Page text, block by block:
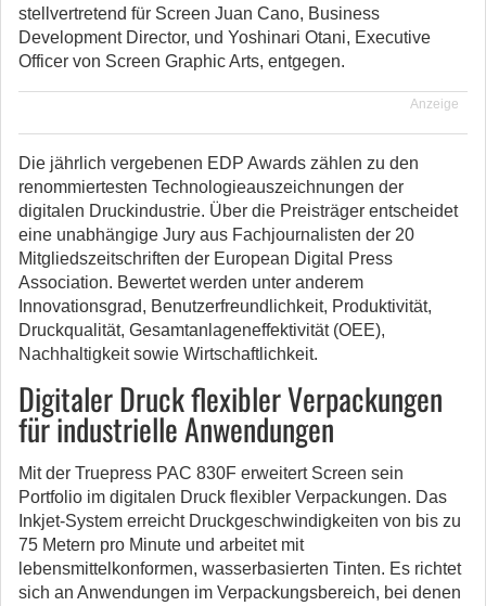
stellvertretend für Screen Juan Cano, Business
Development Director, und Yoshinari Otani, Executive
Officer von Screen Graphic Arts, entgegen.
Anzeige
Die jährlich vergebenen EDP Awards zählen zu den
renommiertesten Technologieauszeichnungen der
digitalen Druckindustrie. Über die Preisträger entscheidet
eine unabhängige Jury aus Fachjournalisten der 20
Mitgliedszeitschriften der European Digital Press
Association. Bewertet werden unter anderem
Innovationsgrad, Benutzerfreundlichkeit, Produktivität,
Druckqualität, Gesamtanlageneffektivität (OEE),
Nachhaltigkeit sowie Wirtschaftlichkeit.
Digitaler Druck flexibler Verpackungen
für industrielle Anwendungen
Mit der Truepress PAC 830F erweitert Screen sein
Portfolio im digitalen Druck flexibler Verpackungen. Das
Inkjet-System erreicht Druckgeschwindigkeiten von bis zu
75 Metern pro Minute und arbeitet mit
lebensmittelkonformen, wasserbasierten Tinten. Es richtet
sich an Anwendungen im Verpackungsbereich, bei denen